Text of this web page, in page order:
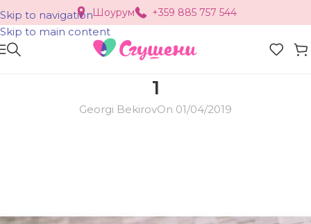
Skip to navigation
Skip to main content
Шоурум +359 885 757 544
1
Georgi BekirovOn 01/04/2019